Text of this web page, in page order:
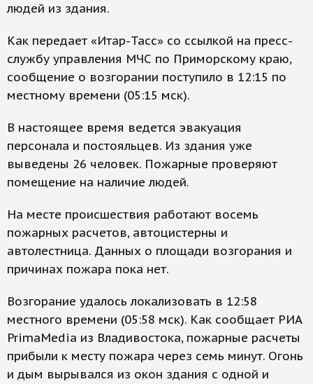
людей из здания.
Как передает «Итар-Тасс» со ссылкой на пресс-
службу управления МЧС по Приморскому краю,
сообщение о возгорании поступило в 12:15 по
местному времени (05:15 мск).
В настоящее время ведется эвакуация
персонала и постояльцев. Из здания уже
выведены 26 человек. Пожарные проверяют
помещение на наличие людей.
На месте происшествия работают восемь
пожарных расчетов, автоцистерны и
автолестница. Данных о площади возгорания и
причинах пожара пока нет.
Возгорание удалось локализовать в 12:58
местного времени (05:58 мск). Как сообщает РИА
PrimaMedia из Владивостока, пожарные расчеты
прибыли к месту пожара через семь минут. Огонь
и дым вырывался из окон здания с одной и